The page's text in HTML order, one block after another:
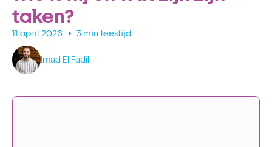
taken?
11 april 2026 • 3 min leestijd
Imad El Fadili